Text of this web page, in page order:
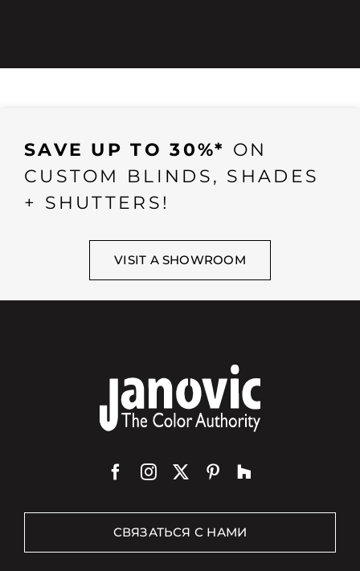
SAVE UP TO 30%* ON
CUSTOM BLINDS, SHADES
+ SHUTTERS!
VISIT A SHOWROOM
СВЯЗАТЬСЯ С НАМИ